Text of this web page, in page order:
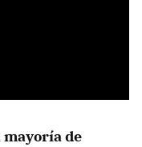
mayoría de